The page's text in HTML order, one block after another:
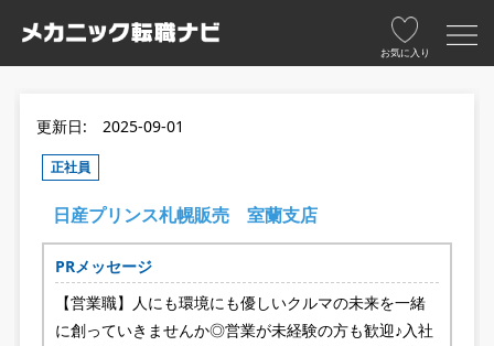
お気に入り
更新日: 2025-09-01
正社員
日産プリンス札幌販売 室蘭支店
PRメッセージ
【営業職】人にも環境にも優しいクルマの未来を一緒
に創っていきませんか◎営業が未経験の方も歓迎♪入社